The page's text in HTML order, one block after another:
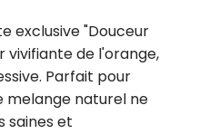
exclusive "Douceur
vivifiante de l'orange,
Parfait pour
melange naturel ne
saines et